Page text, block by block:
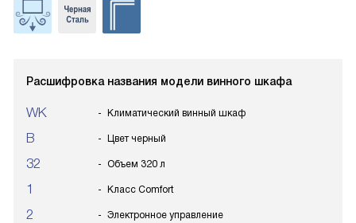
Расшифровка названия модели винного шкафа
WK Климатический винный шкаф
B Цвет черный
32 Объем 320 л
1 Класс Comfort
2 Электронное управление